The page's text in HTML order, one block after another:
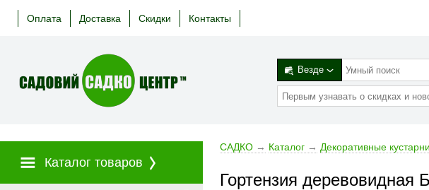
Оплата Доставка Скидки Контакты
Везде
Каталог товаров
САДКО → Каталог → Декоративные
Гортензия деревовидная